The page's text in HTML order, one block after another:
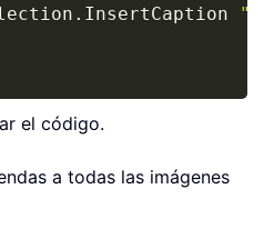
. InsertCaption
el código.
a todas las imágenes